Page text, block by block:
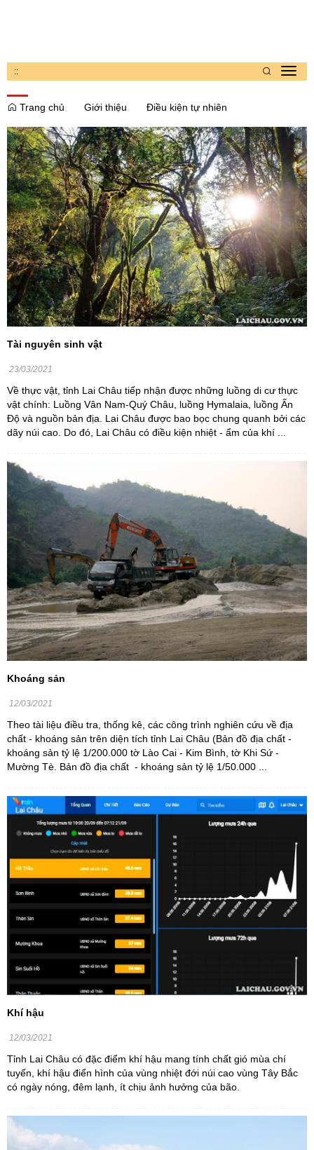
::
Trang chủ
Giới thiệu Điều kiện tự nhiên
Tài nguyên sinh vật
23/03/2021
Về thực vật, tỉnh Lai Châu tiếp nhận được những luồng di cư thực
vật chính: Luồng Vân Nam-Quý Châu, luồng Hymalaia, luồng Ấn
Độ và nguồn bản địa. Lai Châu được bao bọc chung quanh bởi các
dãy núi cao. Do đó, Lai Châu có điều kiện nhiệt - ẩm của khí ...
Khoáng sản
12/03/2021
Theo tài liệu điều tra, thống kê, các công trình nghiên cứu về địa
chất - khoáng sản trên diện tích tỉnh Lai Châu (Bản đồ địa chất -
khoáng sản tỷ lệ 1/200.000 tờ Lào Cai - Kim Bình, tờ Khi Sứ -
Mường Tè. Bản đồ địa chất - khoáng sản tỷ lệ 1/50.000 ...
Khí hậu
12/03/2021
Tỉnh Lai Châu có đặc điểm khí hậu mang tính chất gió mùa chí
tuyến, khí hậu điển hình của vùng nhiệt đới núi cao vùng Tây Bắc
có ngày nóng, đêm lạnh, ít chịu ảnh hưởng của bão.